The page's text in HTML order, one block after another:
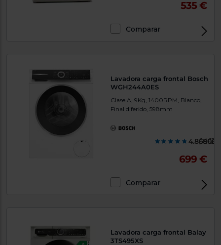
535 €
Comparar
Lavadora carga frontal Bosch
WGH244A0ES
Clase A, 9Kg, 1400RPM, Blanco,
Final diferido, 598mm
(1462)
699 €
Comparar
Lavadora carga frontal Balay
3TS495XS